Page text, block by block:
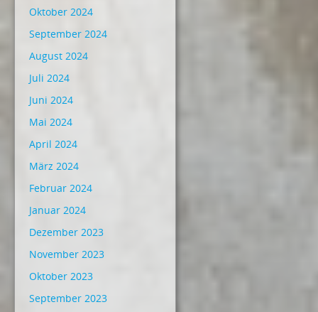
Oktober 2024
September 2024
August 2024
Juli 2024
Juni 2024
Mai 2024
April 2024
März 2024
Februar 2024
Januar 2024
Dezember 2023
November 2023
Oktober 2023
September 2023